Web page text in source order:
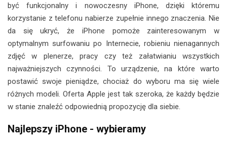
być funkcjonalny i nowoczesny iPhone, dzięki któremu
korzystanie z telefonu nabierze zupełnie innego znaczenia. Nie
da się ukryć, że iPhone pomoże zainteresowanym w
optymalnym surfowaniu po Internecie, robieniu nienagannych
zdjęć w plenerze, pracy czy też załatwianiu wszystkich
najważniejszych czynności. To urządzenie, na które warto
postawić swoje pieniądze, chociaż do wyboru ma się wiele
różnych modeli. Oferta Apple jest tak szeroka, że każdy będzie
w stanie znaleźć odpowiednią propozycję dla siebie.
Najlepszy iPhone - wybieramy